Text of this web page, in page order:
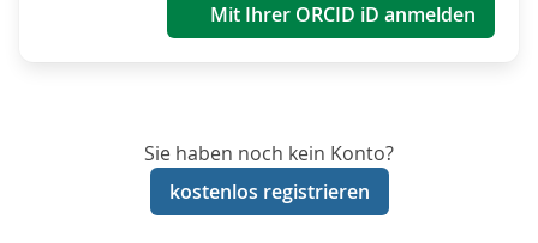
Mit Ihrer ORCID iD anmelden
Sie haben noch kein Konto?
kostenlos registrieren